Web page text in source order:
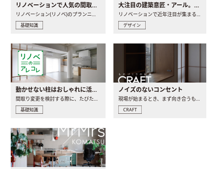
リノベーションで人気の間取りとは？トレンドの間取りと実例を徹底解説
リノベーション(リノベ)のプランニングで一番最初に決めるのは..
基礎知識
大注目の建築意匠・アール。人気の理由と空間に取り入れるポイント
リノベーションで近年注目が集まる建築意匠の一つであるアール..
デザイン
動かせない柱はおしゃれに活用！柱を魅せるリノベーション(リノベ)4選
間取り変更を検討する際に、たびたび皆さんの頭を悩ませる動か..
基礎知識
ノイズのないコンセント
現場が始まるとき、まず向き合うものの一つがコンセントです..
CRAFT